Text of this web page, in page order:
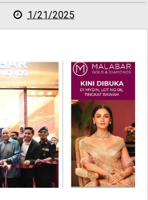
1/21/2025